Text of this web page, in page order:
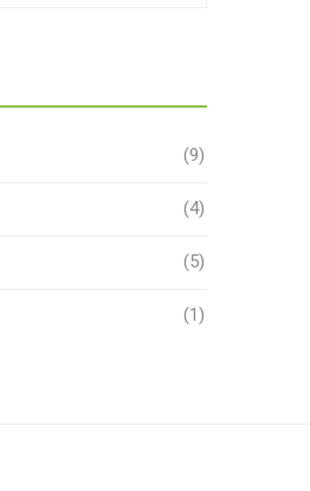
(9)
(4)
(5)
(1)